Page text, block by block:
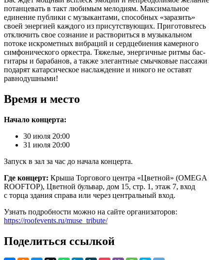
потанцевать в такт любимым мелодиям. Максимальное
единение публики с музыкантами, способных «заразить»
своей энергией каждого из присутствующих. Приготовьтесь
отключить свое сознание и раствориться в музыкальном
потоке искрометных вибраций и сердцебиения камерного
симфонического оркестра. Тяжелые, энергичные ритмы бас-
гитары и барабанов, а также элегантные смычковые пассажи
подарят катарсическое наслаждение и никого не оставят
равнодушными!
Время и место
Начало концерта:
30 июля 20:00
31 июля 20:00
Запуск в зал за час до начала концерта.
Где концерт: Крыша Торгового центра «Цветной» (OMEGA
ROOFTOP), Цветной бульвар, дом 15, стр. 1, этаж 7, вход
с торца здания справа или через центральный вход.
Узнать подробности можно на сайте организаторов:
https://roofevents.ru/muse_tribute/
Поделиться ссылкой